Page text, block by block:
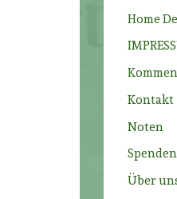
h
:
Home De
Kontakt
Noten
Spenden
Über